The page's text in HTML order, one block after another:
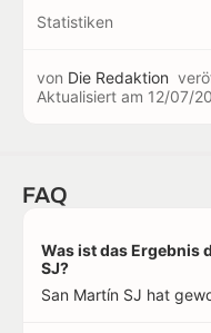
Statistiken
von Die Redaktion
Aktualisiert am 12/07/
FAQ
Was ist das Ergebnis
SJ?
San Martín SJ hat